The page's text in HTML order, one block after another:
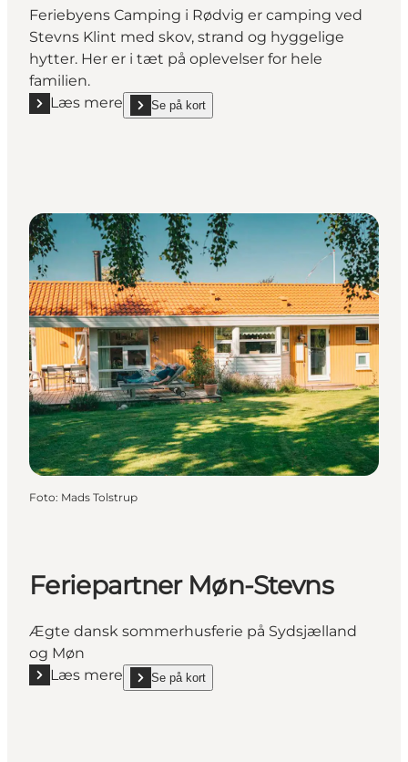
Feriebyens Camping i Rødvig er camping ved
Stevns Klint med skov, strand og hyggelige
hytter. Her er i tæt på oplevelser for hele
familien.
Læs mere
Læs mere "Feriebyens Camping"
Se på kort
show Feriebyens Camping on_map
Foto: Mads Tolstrup
Feriepartner Møn-Stevns
Ægte dansk sommerhusferie på Sydsjælland
og Møn
Læs mere
Læs mere "Feriepartner Møn-Stevns"
Se på kort
show Feriepartner Møn-Stevns on_map